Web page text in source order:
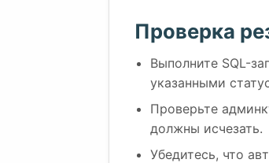
Проверка
Выполните SQL-
указанными
Проверьте
должны исчезать.
Убедитесь, что